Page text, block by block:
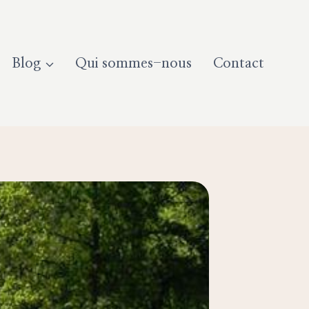
Blog Qui sommes-nous Contact